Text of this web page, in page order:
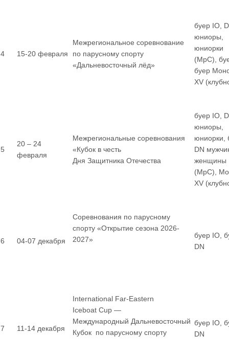
4 15-20 февраля
Межрегиональное соревнование
по парусному спорту
«Дальневосточный лёд»
буер IO,
юниоры,
юниорки
(МрС),
буер
XV
5
20 – 24
февраля
Межрегиональные соревнования
«Кубок в честь
Дня Защитника Отечества
буер IO,
юниоры,
юниорки,
DN
женщины
(МрС),
XV
6 04-07 декабря
Соревнования по парусному
спорту «Открытие сезона 2026-
2027»
буер IO,
DN
7 11-14 декабря
International Far-Eastern
Iceboat Cup —
Международный Дальневосточный
Кубок по парусному спорту
буер IO,
DN